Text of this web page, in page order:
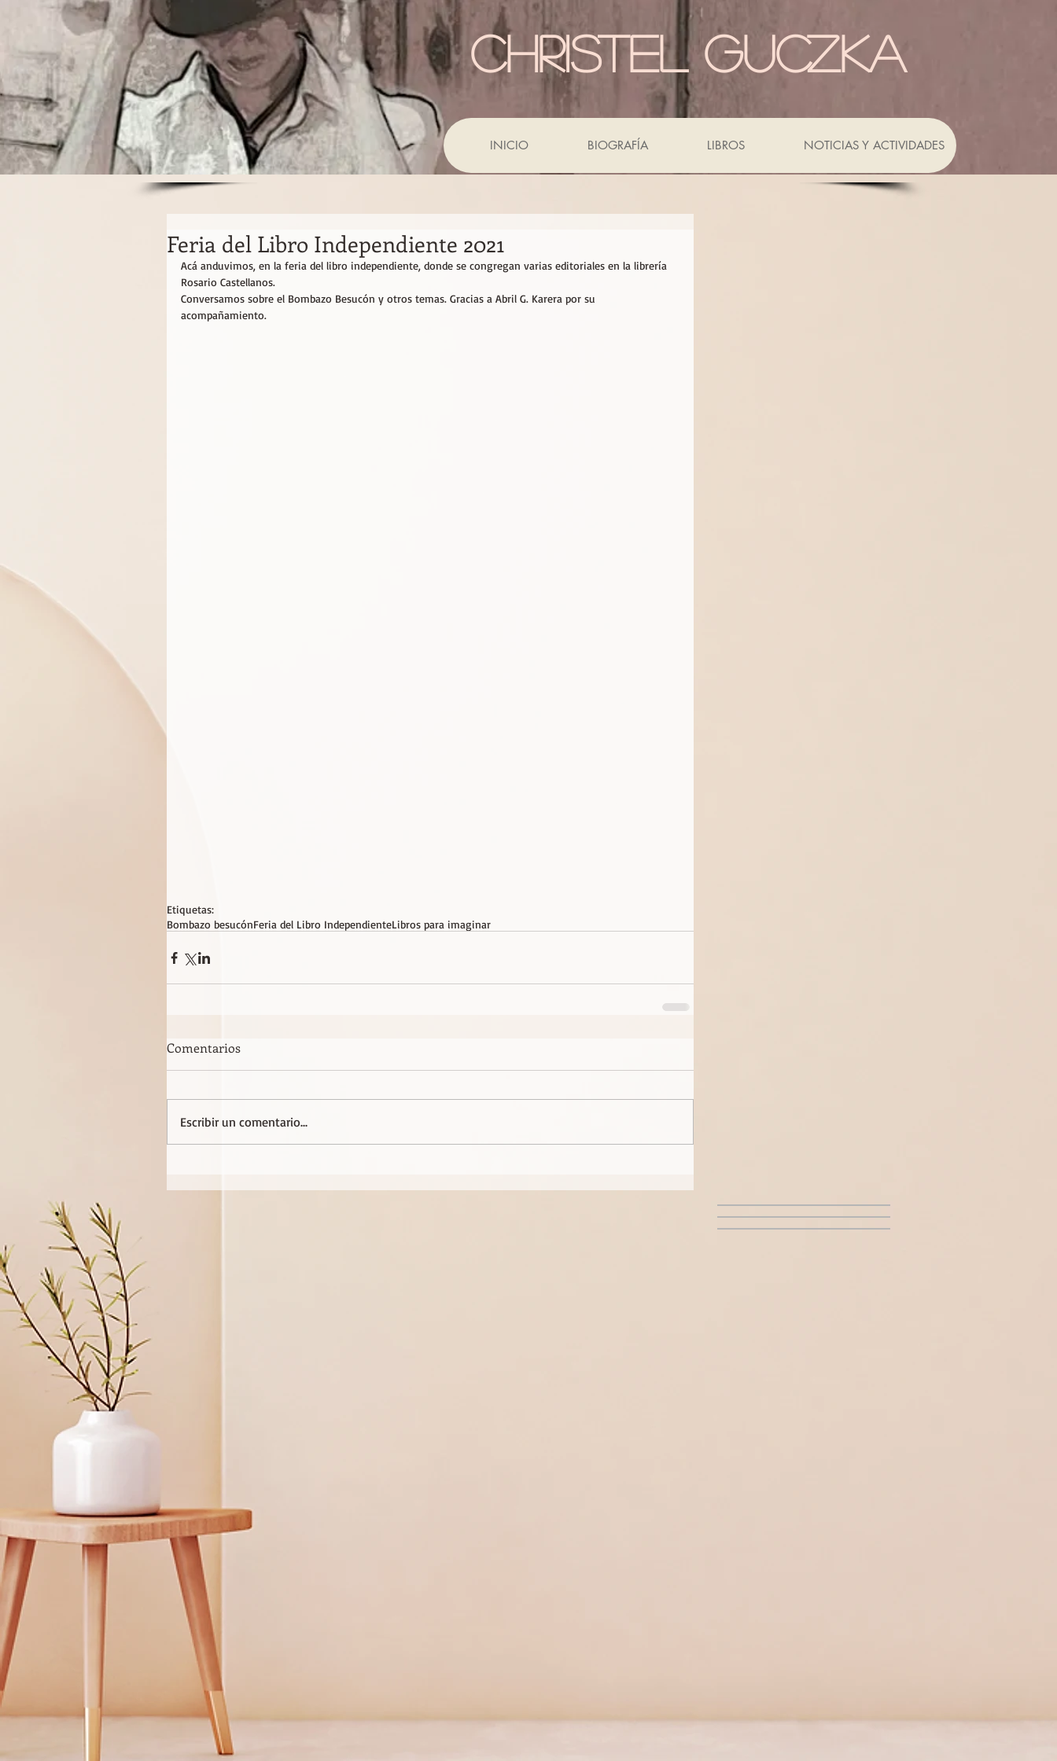
INICIO BIOGRAFÍA LIBROS NOTICIAS Y ACTIVIDADES
CHRISTEL GUCZKA
Feria del Libro Independiente 2021
Acá anduvimos, en la feria del libro independiente, donde se congregan varias editoriales en la librería
Rosario Castellanos.
Conversamos sobre el Bombazo Besucón y otros temas. Gracias a Abril G. Karera por su
acompañamiento.
Etiquetas:
Bombazo besucónFeria del Libro IndependienteLibros para imaginar
Comentarios
Escribir un comentario...